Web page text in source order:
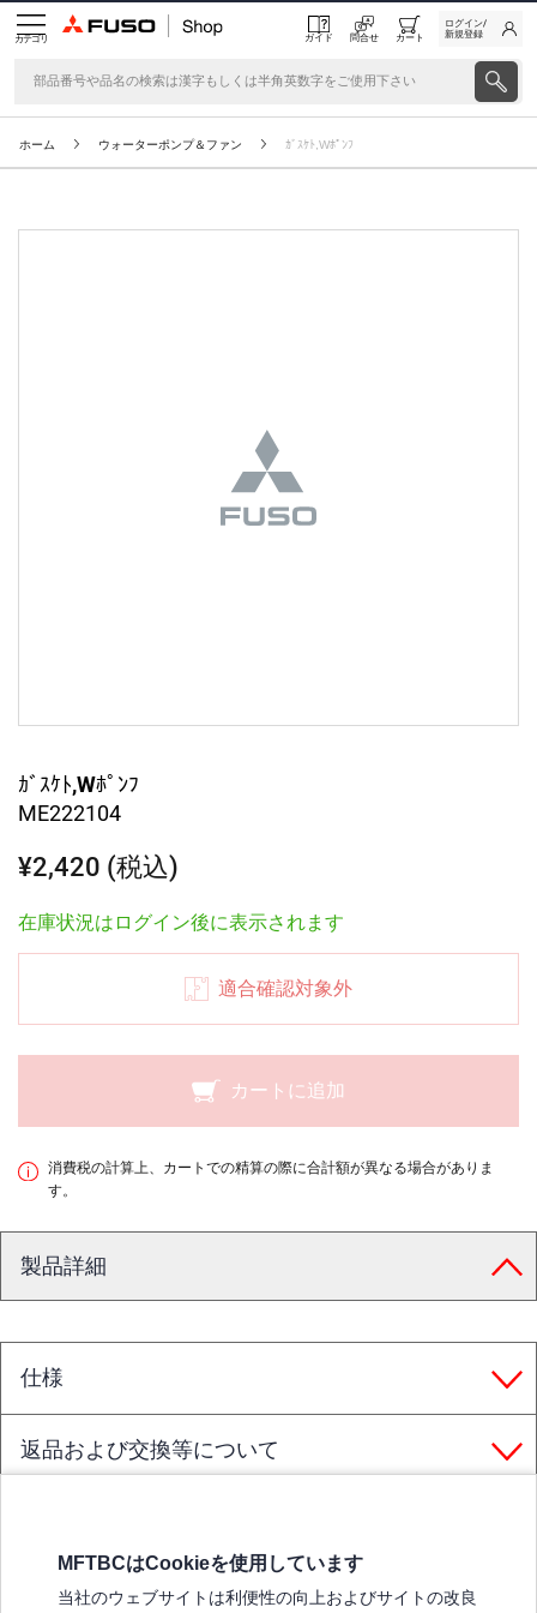
カテゴリ ガイド 問合せ カート
ログイン/
新規登録
ホーム ウォーターポンプ＆ファン ｶﾞｽｹﾄ,Wﾎﾟﾝﾌ
ｶﾞｽｹﾄ,Wﾎﾟﾝﾌ
ME222104
¥2,420 (税込)
在庫状況はログイン後に表示されます
適合確認対象外
カートに追加
消費税の計算上、カートでの精算の際に合計額が異なる場合がありま
す。
製品詳細
仕様
返品および交換等について
MFTBCはCookieを使用しています
当社のウェブサイトは利便性の向上およびサイトの改良